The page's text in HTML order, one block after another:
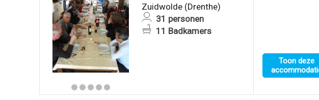
Zuidwolde (Drenthe)
31 personen
11 Badkamers
Toon deze